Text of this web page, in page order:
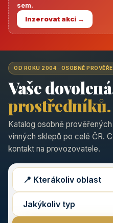
sem.
Inzerovat akci →
OD ROKU 2004 · OSOBNĚ
Vaše
prostředníků.
Katalog osobně
vinných sklepů po celé ČR.
kontakt na provozovatele.